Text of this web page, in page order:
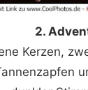
2.
Kerzen,